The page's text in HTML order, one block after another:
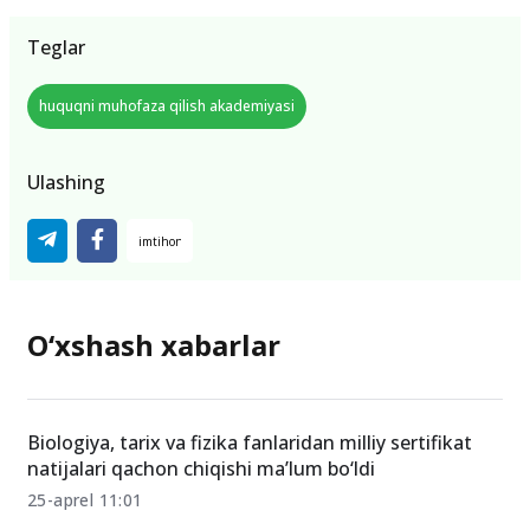
Teglar
huquqni muhofaza qilish akademiyasi
Ulashing
O‘xshash xabarlar
Biologiya, tarix va fizika fanlaridan milliy sertifikat
natijalari qachon chiqishi ma’lum bo‘ldi
25-aprel 11:01